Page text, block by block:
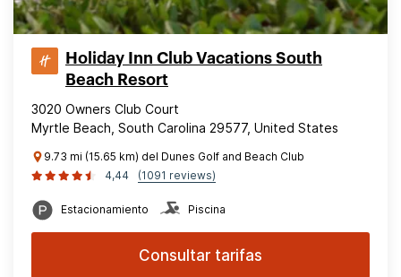
Holiday Inn Club Vacations South
Beach Resort
3020 Owners Club Court
Myrtle Beach, South Carolina 29577, United States
9.73 mi (15.65 km) del Dunes Golf and Beach Club
4,44
(1091 reviews)
Estacionamiento Piscina
Consultar tarifas